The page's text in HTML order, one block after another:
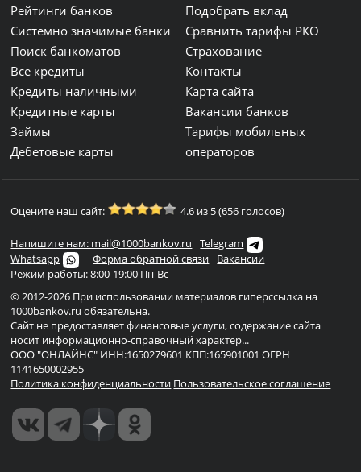
Рейтинги банков
Системно значимые банки
Поиск банкоматов
Все кредиты
Кредиты наличными
Кредитные карты
Займы
Дебетовые карты
Подобрать вклад
Сравнить тарифы РКО
Страхование
Контакты
Карта сайта
Вакансии банков
Тарифы мобильных
операторов
Оцените наш сайт: 4.6 из 5 (656 голосов)
Напишите нам: mail@1000bankov.ru
Telegram
Whatsapp
Форма обратной связи
Вакансии
Режим работы: 8:00-19:00 Пн-Вс
© 2012-2026 При использовании материалов гиперссылка на
1000bankov.ru обязательна.
Сайт не предоставляет финансовые услуги, содержание сайта
носит информационно-справочный характер...
ООО "ОНЛАЙНС" ИНН:1650279601 КПП:165901001 ОГРН
1141650002955
Политика конфиденциальности Пользовательское соглашение